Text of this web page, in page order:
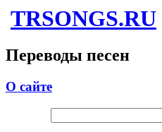
TRSONGS.RU
Переводы песен
О сайте